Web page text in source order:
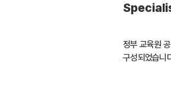
정부 교육원
구성되었습니